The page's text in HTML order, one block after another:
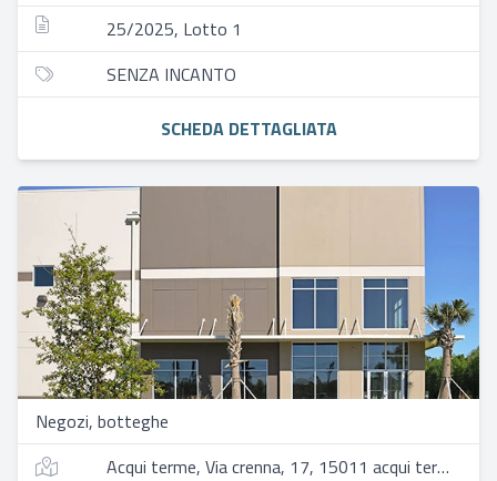
25/2025, Lotto 1
SENZA INCANTO
SCHEDA DETTAGLIATA
Negozi, botteghe
Acqui terme, Via crenna, 17, 15011 acqui terme al, italia